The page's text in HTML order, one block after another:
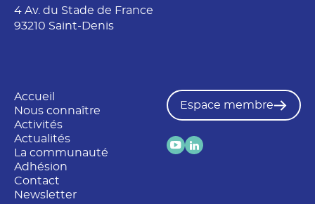
n
4 Av. du Stade de France
93210 Saint-Denis
Accueil
Nous connaître
Activités
Actualités
La communauté
Adhésion
Contact
Newsletter
Espace membre